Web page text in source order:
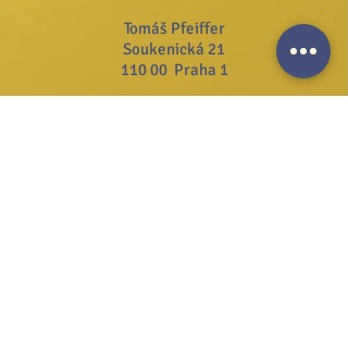
Tomáš Pfeiffer
Soukenická 21
110 00 Praha 1